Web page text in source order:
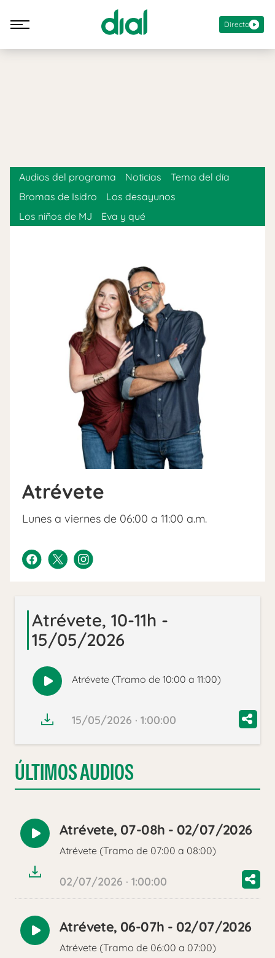
Directo
Atrévete
Lunes a viernes de 06:00 a 11:00 a.m.
Audios del programa Noticias
Tema del día
Bromas de Isidro
Los desayunos
Los niños de MJ
Eva y qué
Atrévete, 10-11h -
15/05/2026
Reproducir
audio
Atrévete (Tramo de 10:00 a 11:00)
15/05/2026 · 1:00:00
ÚLTIMOS AUDIOS
Reproducir
audio
Atrévete, 07-08h - 02/07/2026
Atrévete (Tramo de 07:00 a 08:00)
02/07/2026 · 1:00:00
Reproducir
audio
Atrévete, 06-07h - 02/07/2026
Atrévete (Tramo de 06:00 a 07:00)